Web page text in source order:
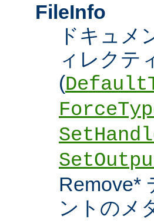
FileInfo
ドキュメ
ィレクテ
(
Remove*
ントのメ